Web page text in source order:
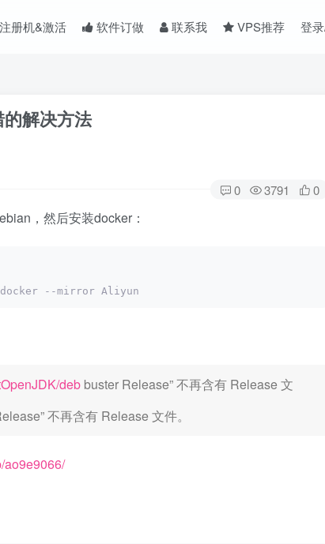
注册机&激活 软件订做 联系我 VPS推荐 登
解决方法
0 3791 0
，然后安装docker：
--mirror Aliyun
deb buster Release” 不再含有 Release 文
不再含有 Release 文件。
ao9e9066/